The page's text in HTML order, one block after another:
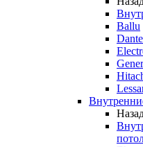
Ballu